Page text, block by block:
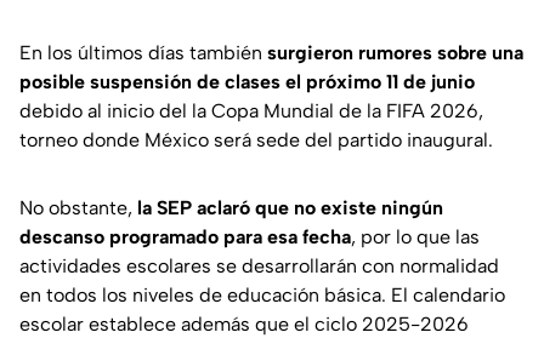
En los últimos días también surgieron rumores sobre una
posible suspensión de clases el próximo 11 de junio
debido al inicio del la Copa Mundial de la FIFA 2026,
torneo donde México será sede del partido inaugural.
No obstante, la SEP aclaró que no existe ningún
descanso programado para esa fecha, por lo que las
actividades escolares se desarrollarán con normalidad
en todos los niveles de educación básica. El calendario
escolar establece además que el ciclo 2025-2026